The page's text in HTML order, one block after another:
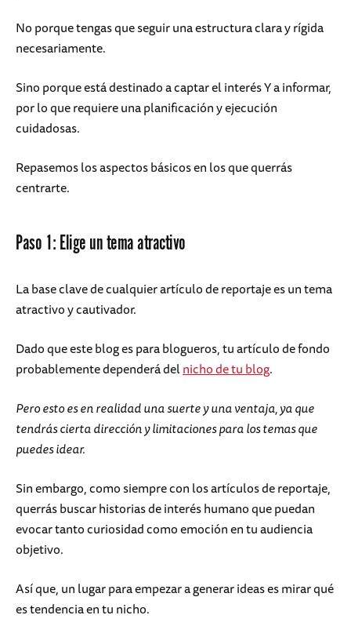
No porque tengas que seguir una estructura clara y rígida
necesariamente.
Sino porque está destinado a captar el interés Y a informar,
por lo que requiere una planificación y ejecución
cuidadosas.
Repasemos los aspectos básicos en los que querrás
centrarte.
Paso 1: Elige un tema atractivo
La base clave de cualquier artículo de reportaje es un tema
atractivo y cautivador.
Dado que este blog es para blogueros, tu artículo de fondo
probablemente dependerá delnicho de tu blog.
Pero esto es en realidad una suerte y una ventaja, ya que
tendrás cierta dirección y limitaciones para los temas que
puedes idear.
Sin embargo, como siempre con los artículos de reportaje,
querrás buscar historias de interés humano que puedan
evocar tanto curiosidad como emoción en tu audiencia
objetivo.
Así que, un lugar para empezar a generar ideas es mirar qué
es tendencia en tu nicho.